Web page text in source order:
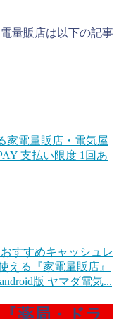
量販店は以下の記事
家電量販店・電気屋
支払い限度 1回あ
すすめキャッシュレ
える『家電量販店』
版 ヤマダ電気...
薬局・ドラ